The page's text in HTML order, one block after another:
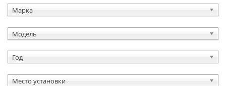
Марка
Модель
Год
Место установки